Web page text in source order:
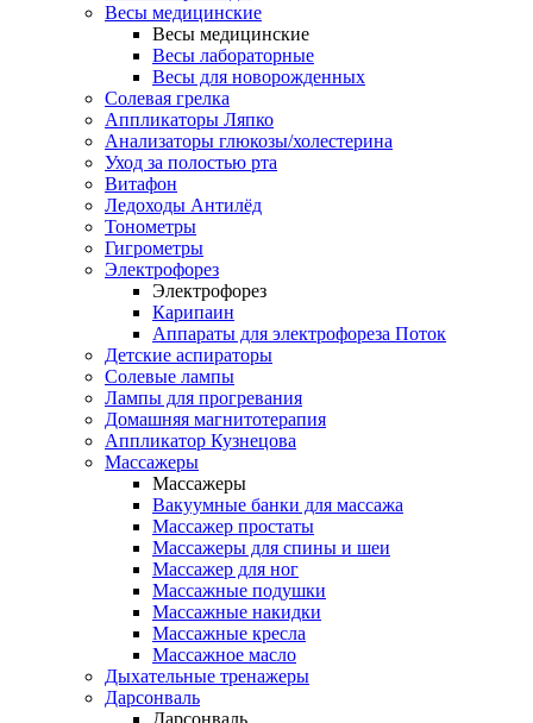
Весы медицинские
Весы медицинские
Весы лабораторные
Весы для новорожденных
Солевая грелка
Аппликаторы Ляпко
Анализаторы глюкозы/холестерина
Уход за полостью рта
Витафон
Ледоходы Антилёд
Тонометры
Гигрометры
Электрофорез
Электрофорез
Карипаин
Аппараты для электрофореза Поток
Детские аспираторы
Солевые лампы
Лампы для прогревания
Домашняя магнитотерапия
Аппликатор Кузнецова
Массажеры
Массажеры
Вакуумные банки для массажа
Массажер простаты
Массажеры для спины и шеи
Массажер для ног
Массажные подушки
Массажные накидки
Массажные кресла
Массажное масло
Дыхательные тренажеры
Дарсонваль
Дарсонваль